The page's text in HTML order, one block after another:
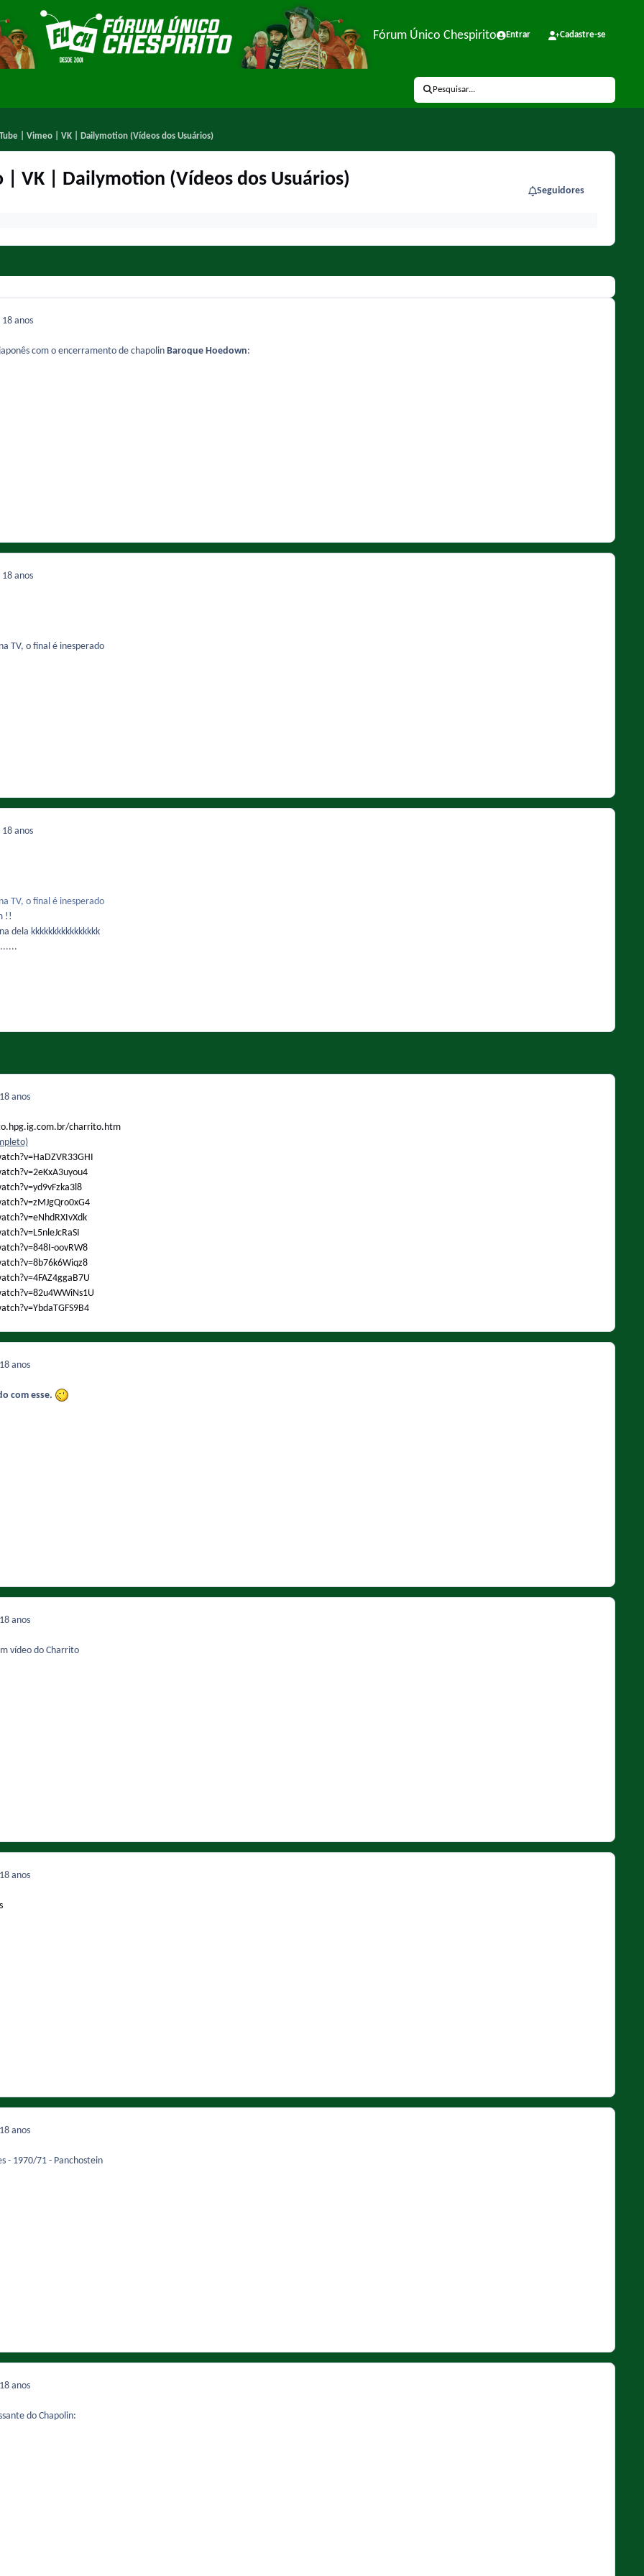
Fórum Único Chespirito Entrar Cadastre-se
Pesquisar...
| Vimeo | VK | Dailymotion (Vídeos dos Usuários)
| VK | Dailymotion (Vídeos dos Usuários)
Seguidores
18 anos
com o encerramento de chapolin Baroque Hoedown:
18 anos
TV, o final é inesperado
18 anos
TV, o final é inesperado
!!
dela kkkkkkkkkkkkkkkk
18 anos
charrito.htm
oovRW8
18 anos
com esse.
18 anos
vídeo do Charrito
18 anos
18 anos
- 1970/71 - Panchostein
18 anos
do Chapolin: